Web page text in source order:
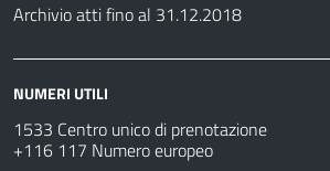
Archivio atti fino al 31.12.2018
NUMERI UTILI
1533 Centro unico di prenotazione
+116 117 Numero europeo